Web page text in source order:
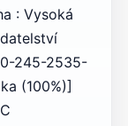
: Vysoká
245-2535-
(100%)]